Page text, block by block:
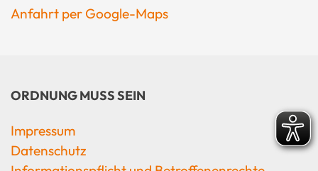
Anfahrt per Google-Maps
ORDNUNG MUSS SEIN
Impressum
Datenschutz